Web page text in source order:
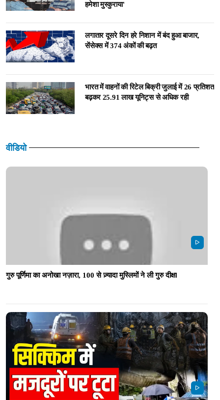
हमेशा मुस्कुराया'
लगातार दूसरे दिन हरे निशान में बंद हुआ बाजार,
सेंसेक्स में 374 अंकों की बढ़त
भारत में वाहनों की रिटेल बिक्री जुलाई में 26 प्रतिशत
बढ़कर 25.91 लाख यूनिट्स से अधिक रही
वीडियो
गुरु पूर्णिमा का अनोखा नज़ारा, 100 से ज़्यादा मुस्लिमों ने ली गुरु दीक्षा